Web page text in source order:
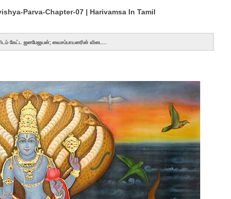
Parva-Chapter-07 | Harivamsa In Tamil
கேட்ட ஜனமேஜயன்; வைசம்பாயனரின் விடை...